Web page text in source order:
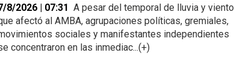
8/2026 | 07:31 A pesar del temporal de lluvia y viento
afectó al AMBA, agrupaciones políticas, gremiales,
sociales y manifestantes independientes
concentraron en las inmediac...(+)